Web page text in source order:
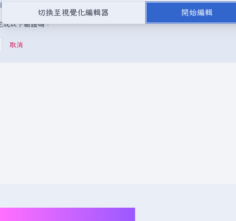
寫，或是取自不受版權保護的公開領域或自由資源。請勿在未經授權的情況
成以下驗證碼：
取消
切換至視覺化編輯器 開始編輯